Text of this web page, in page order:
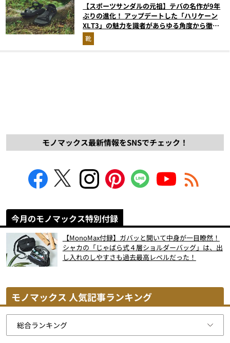
【スポーツサンダルの元祖】テバの名作が9年
ぶりの進化！ アップデートした「ハリケーン
XLT3」の魅力を識者があらゆる角度から徹底
解説！
靴
モノマックス最新情報をSNSでチェック！
今月のモノマックス特別付録
【MonoMax付録】ガバッと開いて中身が一目瞭然！
シャカの「じゃばら式４層ショルダーバッグ」は、出
し入れのしやすさも過去最高レベルだった！
モノマックス 人気記事ランキング